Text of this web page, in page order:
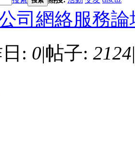
司網絡服務論
: 0|帖子: 2124|